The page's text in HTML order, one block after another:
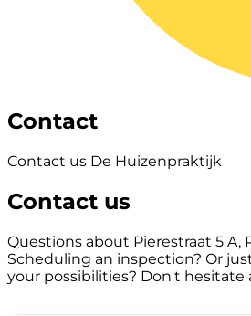
Contact
Contact us De Huizenpraktijk
Contact us
Questions about Pierestraat 5 A,
Scheduling an inspection? Or
your possibilities? Don't hesitate